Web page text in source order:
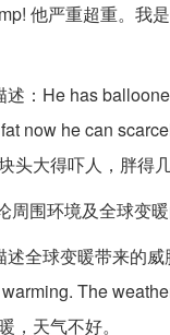
他严重超重。我
述：He has balloo
now he can
头大得吓人，胖得
周围环境及全球变暖
述全球变暖带来的
The
，天气不好。